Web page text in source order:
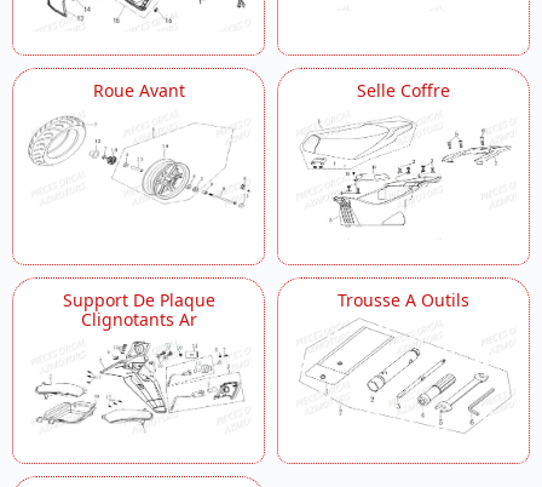
Roue Avant Selle Coffre
Support De Plaque
Clignotants Ar
Trousse A Outils